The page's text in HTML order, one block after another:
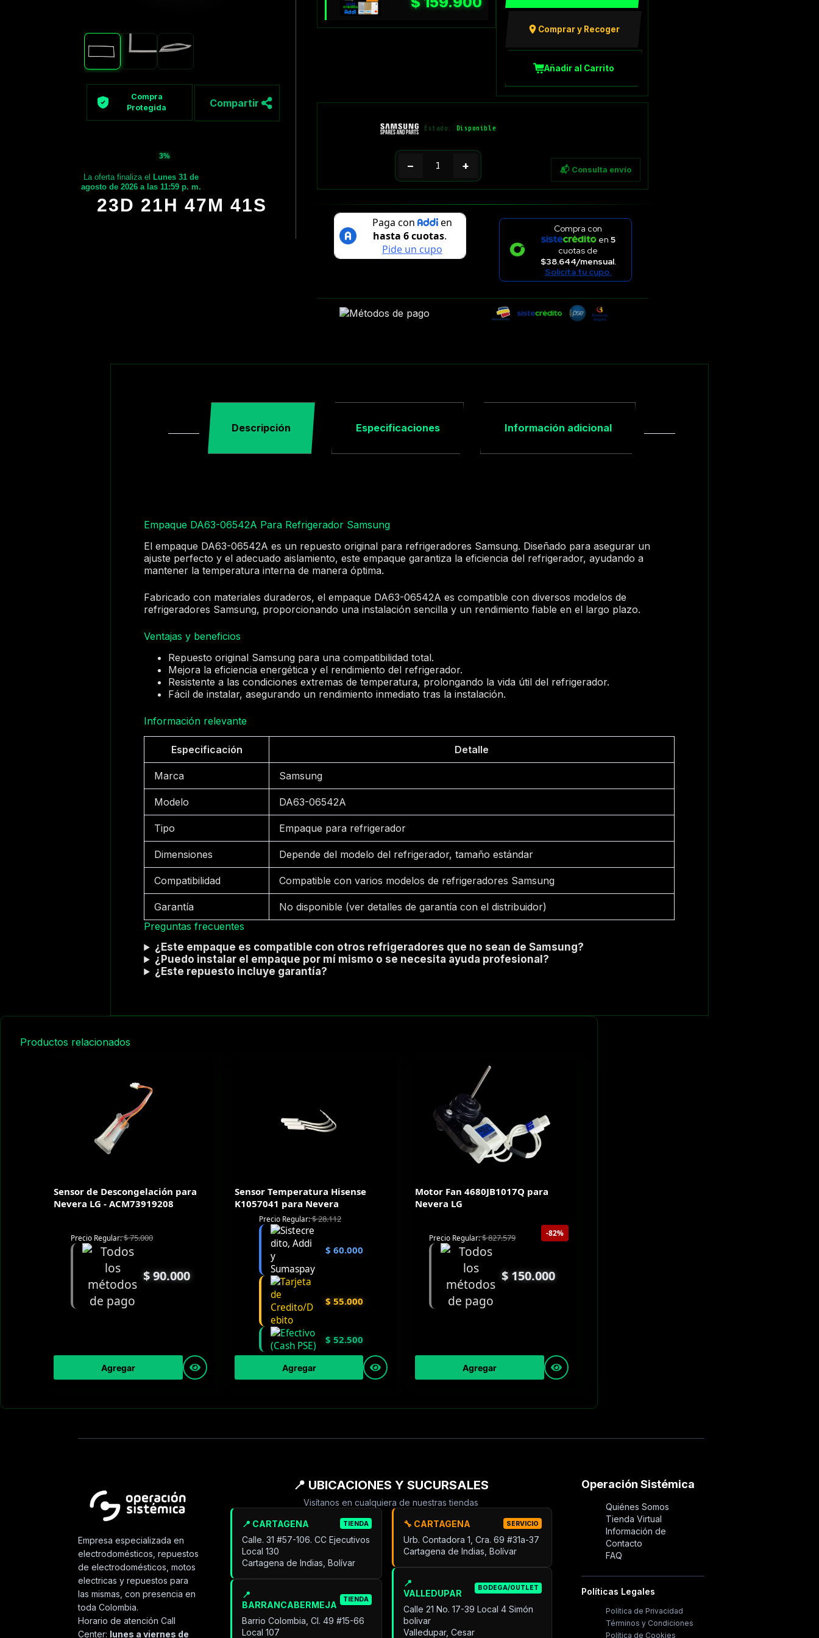
Compra
Protegida
Compartir
3%
La oferta finaliza elLunes 31 de
agosto de 2026 a las 11:59 p. m.
23D 21H 47M 40S
Comprar y Recoger
Añadir al Carrito
Estado: Disponible
− + 📬 Consulta envío
Compra con
en 5
cuotas de
$38.644/mensual.
Solicita tu cupo.
Descripción Especificaciones Información adicional
Empaque DA63-06542A Para Refrigerador Samsung
El empaque DA63-06542A es un repuesto original para refrigeradores Samsung. Diseñado para asegurar un
ajuste perfecto y el adecuado aislamiento, este empaque garantiza la eficiencia del refrigerador, ayudando a
mantener la temperatura interna de manera óptima.
Fabricado con materiales duraderos, el empaque DA63-06542A es compatible con diversos modelos de
refrigeradores Samsung, proporcionando una instalación sencilla y un rendimiento fiable en el largo plazo.
Ventajas y beneficios
Repuesto original Samsung para una compatibilidad total.
Mejora la eficiencia energética y el rendimiento del refrigerador.
Resistente a las condiciones extremas de temperatura, prolongando la vida útil del refrigerador.
Fácil de instalar, asegurando un rendimiento inmediato tras la instalación.
Información relevante
Especificación Detalle
Marca Samsung
Modelo DA63-06542A
Tipo Empaque para refrigerador
Dimensiones Depende del modelo del refrigerador, tamaño estándar
Compatibilidad Compatible con varios modelos de refrigeradores Samsung
Garantía
No disponible (ver detalles de garantía con el distribuidor)
Preguntas frecuentes
¿Este empaque es compatible con otros refrigeradores que no sean de Samsung?
¿Puedo instalar el empaque por mí mismo o se necesita ayuda profesional?
¿Este repuesto incluye garantía?
Productos relacionados
Sensor de Descongelación para
Nevera LG - ACM73919208
Precio Regular:$75.000
$90.000
Agregar
Sensor Temperatura Hisense
K1057041 para Nevera
Precio Regular:$28.112
$ 60.000
$ 55.000
$ 52.500
Agregar
Motor Fan 4680JB1017Q para
Nevera LG
-82%
Precio Regular:$827.579
$150.000
Agregar
Empresa especializada en
electrodomésticos, repuestos
de electrodomésticos, motos
electricas y repuestos para
las mismas, con presencia en
toda Colombia.
Horario de atención Call
Center: lunes a viernes de
📍 UBICACIONES Y SUCURSALES
Visítanos en cualquiera de nuestras tiendas
📍 CARTAGENA TIENDA
Calle. 31 #57-106. CC Ejecutivos
Local 130
Cartagena de Indias, Bolívar
📍
BARRANCABERMEJA
TIENDA
Barrio Colombia, Cl. 49 #15-66
Local 107
🔧 CARTAGENA SERVICIO
Urb. Contadora 1, Cra. 69 #31a-37
Cartagena de Indias, Bolívar
📍
VALLEDUPAR
BODEGA/OUTLET
Calle 21 No. 17-39 Local 4 Simón
bolivar
Valledupar, Cesar
Operación Sistémica
Quiénes Somos
Tienda Virtual
Información de
Contacto
FAQ
Políticas Legales
Política de Privacidad
Términos y Condiciones
Política de Cookies